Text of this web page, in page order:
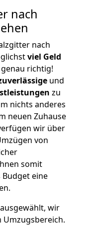
nach
nach
viel Geld
richtig!
und
zu
nichts anderes
neuen Zuhause
wir über
von
somit
eine
wir
Umzugsbereich.